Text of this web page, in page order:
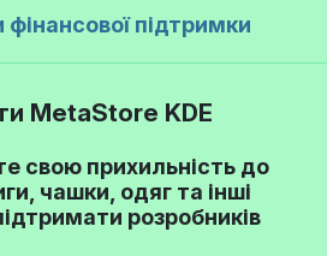
фінансової підтримки
MetaStore KDE
свою прихильність до
чашки, одяг та інші
розробників